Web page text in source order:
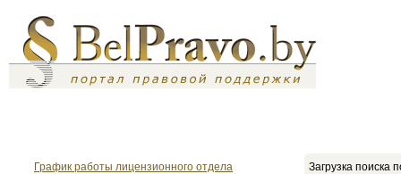
График работы лицензионного отдела
Загрузка поиска